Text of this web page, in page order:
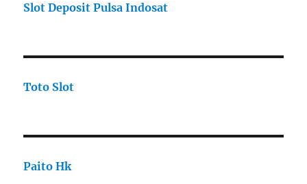
Slot Deposit Pulsa Indosat
Toto Slot
Paito Hk